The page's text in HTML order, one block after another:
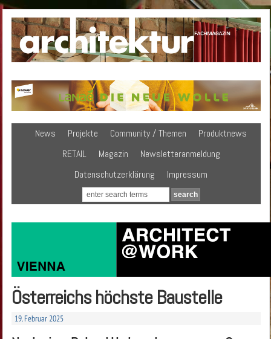
News Projekte Community / Themen
Produktnews
RETAIL
Magazin
Newsletteranmeldung
Datenschutzerklärung
Impressum
Österreichs höchste Baustelle
19. Februar 2025